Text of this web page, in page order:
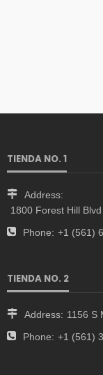
TIENDA NO. 1
Address:
1800 Forest Hill
Phone: +1 (561)
TIENDA NO. 2
Address: 1156 S
Phone: +1 (561)